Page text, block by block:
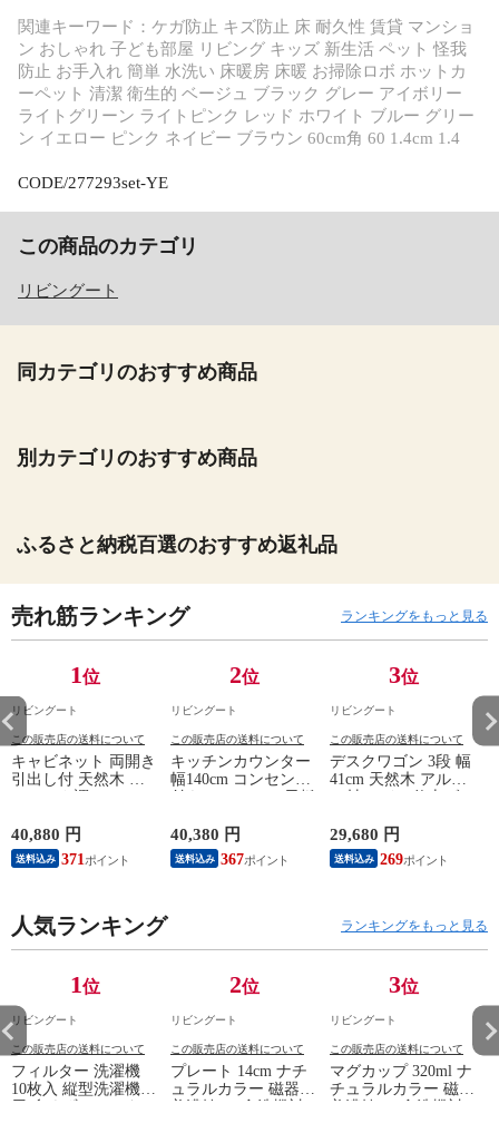
関連キーワード：ケガ防止 キズ防止 床 耐久性 賃貸 マンショ
ン おしゃれ 子ども部屋 リビング キッズ 新生活 ペット 怪我
防止 お手入れ 簡単 水洗い 床暖房 床暖 お掃除ロボ ホットカ
ーペット 清潔 衛生的 ベージュ ブラック グレー アイボリー
ライトグリーン ライトピンク レッド ホワイト ブルー グリー
ン イエロー ピンク ネイビー ブラウン 60cm角 60 1.4cm 1.4
CODE/277293set-YE
この商品のカテゴリ
リビングート
同カテゴリのおすすめ商品
別カテゴリのおすすめ商品
ふるさと納税百選のおすすめ返礼品
売れ筋ランキング ランキングをもっと見る
1位
リビングート
この販売店の送料について
キャビネット 両開き
引出し付 天然木 エ
収納 食器棚 収納 キ
ッチン 飾り棚 完成
品 キッチンキャビネ
れ ）
40,880 円
送料込み 371
2位
リビングート
この販売店の送料について
キッチンカウンター
幅140cm コンセント
ー 作業台 家電ラッ
ク 収納 可動棚 お掃
除ロボット対応 食器
40,380 円
送料込み 367
3位
リビングート
この販売店の送料について
デスクワゴン 3段 幅
41cm 天然木 アルダ
ワゴン 袖机 収納 キ
ャスター付き ワゴン
脇机 シンプル デス
し 小物収納 木製 木
29,680 円
送料込み 269
人気ランキング ランキングをもっと見る
1位
リビングート
この販売店の送料について
フィルター 洗濯機
10枚入 縦型洗濯機専
2位
リビングート
この販売店の送料について
プレート 14cm ナチ
ュラルカラー 磁器
3位
リビングート
この販売店の送料について
マグカップ 320ml ナ
チュラルカラー 磁器